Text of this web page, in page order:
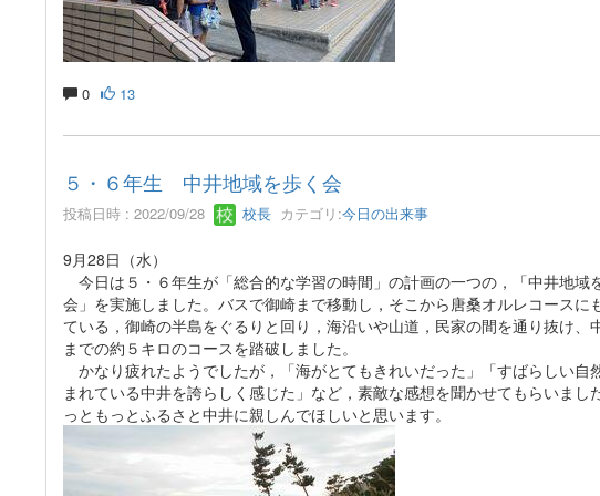
0 13
５・６年生 中井地域を歩く会
投稿日時 : 2022/09/28 校長カテゴリ:今日の出来事
9月28日（水）
今日は５・６年生が「総合的な学習の時間」の計画の一つの，「中井地域
会」を実施しました。バスで御崎まで移動し，そこから唐桑オルレコースに
ている，御崎の半島をぐるりと回り，海沿いや山道，民家の間を通り抜け、
までの約５キロのコースを踏破しました。
かなり疲れたようでしたが，「海がとてもきれいだった」「すばらしい自
まれている中井を誇らしく感じた」など，素敵な感想を聞かせてもらいまし
っともっとふるさと中井に親しんでほしいと思います。